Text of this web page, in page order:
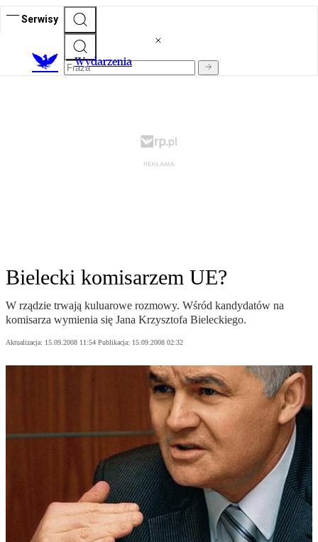
Serwisy
Wydarzenia
Bielecki komisarzem UE?
W rządzie trwają kuluarowe rozmowy. Wśród kandydatów na
komisarza wymienia się Jana Krzysztofa Bieleckiego.
Aktualizacja: 15.09.2008 11:54 Publikacja: 15.09.2008 02:32